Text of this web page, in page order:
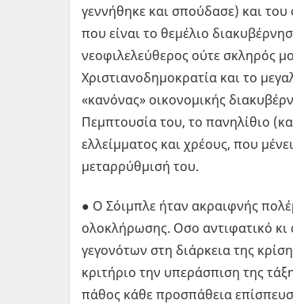
γεννήθηκε και σπούδασε) και
που είναι το θεμέλιο
νεοφιλελεύθερος ούτε σκληρός
Χριστιανοδημοκρατία και το
«κανόνας» οικονομικής
Πεμπτουσία του, το πανηλίθιο
ελλείμματος και χρέους, που
μεταρρύθμισή του.
● Ο Σόιμπλε ήταν ακραιφνής
ολοκλήρωσης. Οσο αντιφατικό κι
γεγονότων στη διάρκεια της
κριτήριο την υπεράσπιση της
πάθος κάθε προσπάθεια